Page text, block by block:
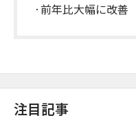
·前年比大幅に改善
注目記事